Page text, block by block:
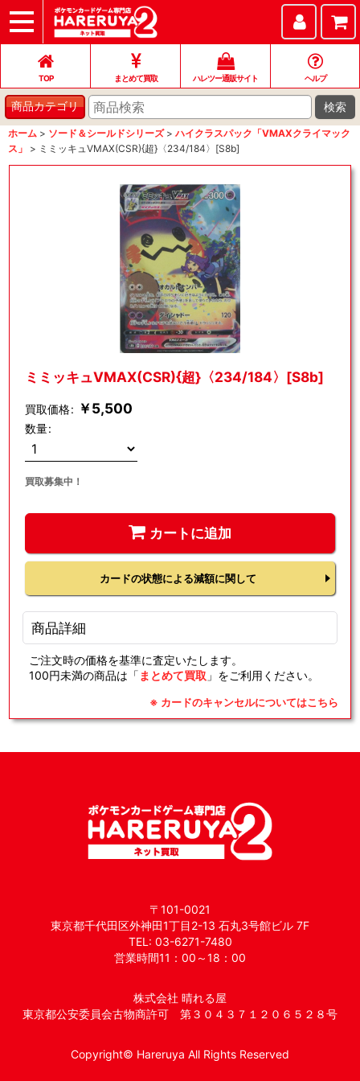
TOP
まとめて買取
ハレツー通販サイト
ヘルプ
お問い合わせ
TOP まとめて買取 ハレツー通販サイト ヘルプ
商品カテゴリ 検索
ホーム > ソード＆シールドシリーズ > ハイクラスパック「VMAXクライマック
ス」
> ミミッキュVMAX(CSR){超}〈234/184〉[S8b]
ミミッキュVMAX(CSR){超}〈234/184〉[S8b]
買取価格: ￥5,500
数量:
買取募集中！
カートに追加
カードの状態による減額に関して
商品詳細
ご注文時の価格を基準に査定いたします。
100円未満の商品は「 まとめて買取 」をご利用ください。
※ カードのキャンセルについてはこちら
〒101-0021
東京都千代田区外神田1丁目2-13 石丸3号館ビル 7F
TEL: 03-6271-7480
営業時間11：00～18：00
株式会社 晴れる屋
東京都公安委員会古物商許可 第３０４３７１２０６５２８号
Copyright© Hareruya All Rights Reserved